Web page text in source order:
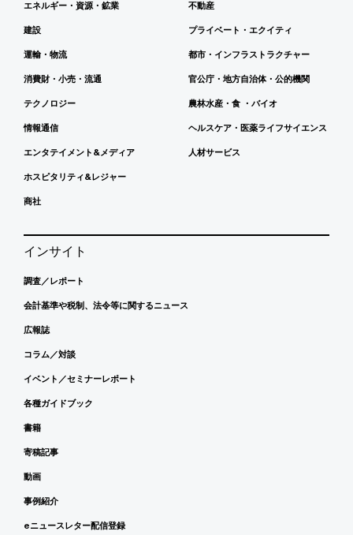
エネルギー・資源・鉱業
建設
運輸・物流
消費財・小売・流通
テクノロジー
情報通信
エンタテイメント&メディア
ホスピタリティ&レジャー
商社
不動産
プライベート・エクイティ
都市・インフラストラクチャー
官公庁・地方自治体・公的機関
農林水産・食 ・バイオ
ヘルスケア・医薬ライフサイエンス
人材サービス
インサイト
調査／レポート
会計基準や税制、法令等に関するニュース
広報誌
コラム／対談
イベント／セミナーレポート
各種ガイドブック
書籍
寄稿記事
動画
事例紹介
eニュースレター配信登録